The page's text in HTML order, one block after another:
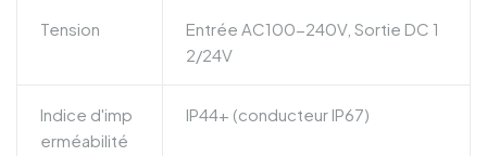
Tension
Entrée AC100-240V, Sortie DC 1
2/24V
Indice d'imp
erméabilité
IP44+ (conducteur IP67)